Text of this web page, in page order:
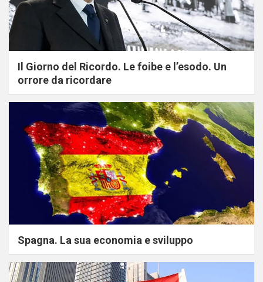
Il Giorno del Ricordo. Le foibe e l’esodo. Un
orrore da ricordare
Spagna. La sua economia e sviluppo